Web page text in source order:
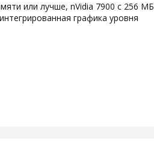
или лучше, nVidia 7900 с 256 МБ
графика уровня